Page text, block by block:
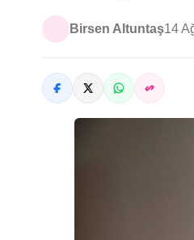
Birsen Altuntaş14